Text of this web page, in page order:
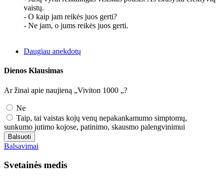
vaistų.
- O kaip jam reikės juos gerti?
- Ne jam, o jums reikės juos gerti.
Daugiau anekdotų
Dienos Klausimas
Ar žinai apie naujieną „Viviton 1000 „?
Ne
Taip, tai vaistas kojų venų nepakankamumo simptomų,
sunkumo jutimo kojose, patinimo, skausmo palengvinimui
Balsuoti
Balsavimai
Svetainės medis